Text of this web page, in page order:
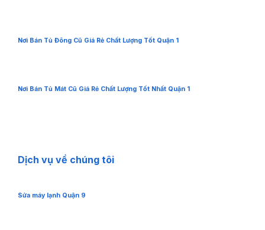
Nơi Bán Tủ Đông Cũ Giá Rẻ Chất Lượng Tốt Quận 1
Nơi Bán Tủ Mát Cũ Giá Rẻ Chất Lượng Tốt Nhất Quận 1
Dịch vụ về chúng tôi
Sửa máy lạnh Quận 9